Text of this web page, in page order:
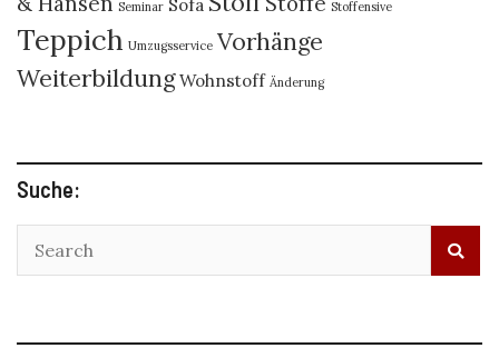
Seminar Sofa Stoffensive
Teppich Umzugsservice Vorhänge
Weiterbildung Wohnstoff Änderung
Suche: